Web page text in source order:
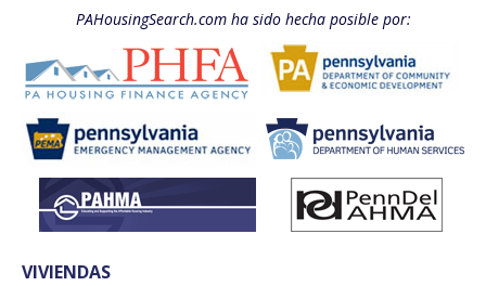
VIVIENDAS
PAHousingSearch.com ha sido hecha posible por: